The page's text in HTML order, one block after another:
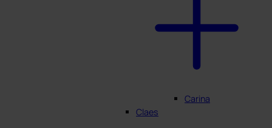
Carina
Claes